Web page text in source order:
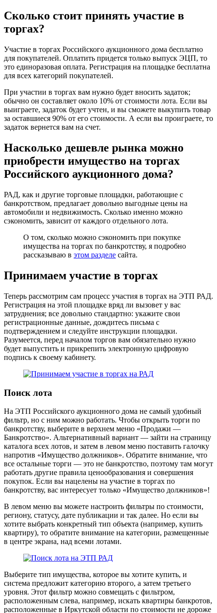
Сколько стоит принять участие в
торгах?
Участие в торгах Российского аукционного дома бесплатно
для покупателей. Оплатить придется только выпуск ЭЦП, то
это единоразовая оплата. Регистрация на площадке бесплатна
для всех категорий покупателей.
При участии в торгах вам нужно будет вносить задаток;
обычно он составляет около 10% от стоимости лота. Если вы
выиграете, задаток будет учтен, и вы сможете выкупить товар
за оставшиеся 90% от его стоимости. А если вы проиграете, то
задаток вернется вам на счет.
Насколько дешевле рынка можно
приобрести имущество на торгах
Российского аукционного дома?
РАД, как и другие торговые площадки, работающие с
банкротством, предлагает довольно выгодные цены на
автомобили и недвижимость. Сколько именно можно
сэкономить, зависит от каждого отдельного лота.
О том, сколько можно сэкономить при покупке
имущества на торгах по банкротству, я подробно
рассказываю в этом разделе сайта.
Принимаем участие в торгах
Теперь рассмотрим сам процесс участия в торгах на ЭТП РАД.
Регистрация на этой площадке вряд ли вызовет у вас
затруднения; все довольно стандартно: укажите свои
регистрационные данные, дождитесь письма с
подтверждением и следуйте инструкции площадки.
Разумеется, перед началом торгов вам обязательно нужно
будет выпустить и прикрепить электронную цифровую
подпись к своему кабинету.
Поиск лота
На ЭТП Российского аукционного дома не самый удобный
фильтр, но с ним можно работать. Чтобы открыть торги по
банкротству, выберите в верхнем меню «Продажи —
Банкротство». Альтернативный вариант — зайти на страницу
каталога всех лотов, и затем в левом меню поставить галочку
напротив «Имущество должников». Обратите внимание, что
все остальные торги — это не банкротство, поэтому там могут
работать другие правила ценообразования и совершения
покупок. Если вы нацелены на участие в торгах по
банкротству, вас интересует только «Имущество должников»!
В левом меню вы можете настроить фильтры по стоимости,
региону, статусу, дате публикации и так далее. Но если вы
хотите выбрать конкретный тип объекта (например, купить
квартиру), то обратите внимание на категории, размещенные
в центре экрана, над всеми лотами.
Выберите тип имущества, которое вы хотите купить, и
система предложит категорию второго, а затем третьего
уровня. Этот фильтр можно совмещать с фильтром,
расположенным слева, например, искать квартиры банкротов,
расположенные в Иркутской области по стоимости не дороже